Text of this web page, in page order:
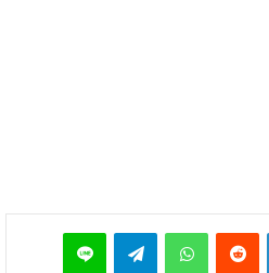
لینکدین‫رددیت واتس آپ تلگرام لاین